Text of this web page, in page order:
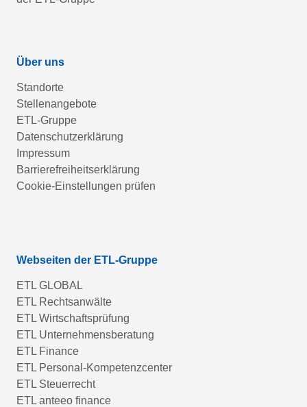
Über uns
Standorte
Stellenangebote
ETL-Gruppe
Datenschutzerklärung
Impressum
Barrierefreiheitserklärung
Cookie-Einstellungen prüfen
Webseiten der ETL-Gruppe
ETL GLOBAL
ETL Rechtsanwälte
ETL Wirtschaftsprüfung
ETL Unternehmensberatung
ETL Finance
ETL Personal-Kompetenzcenter
ETL Steuerrecht
ETL anteeo finance